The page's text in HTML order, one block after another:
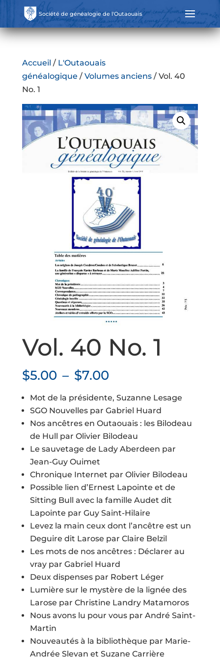
Société de généalogie de l'Outaouais
Accueil / L'Outaouais
généalogique / Volumes anciens/ Vol. 40
No. 1
Vol. 40 No. 1
$5.00 – $7.00Plage
prix :
$5.00
à
$7.00
Mot de la présidente, Suzanne Lesage
SGO Nouvelles par Gabriel Huard
Nos ancêtres en Outaouais : les Bilodeau
de Hull par Olivier Bilodeau
Le sauvetage de Lady Aberdeen par
Jean-Guy Ouimet
Chronique Internet par Olivier Bilodeau
Possible lien d’Ernest Lapointe et de
Sitting Bull avec la famille Audet dit
Lapointe par Guy Saint-Hilaire
Levez la main ceux dont l’ancêtre est un
Deguire dit Larose par Claire Belzil
Les mots de nos ancêtres : Déclarer au
vray par Gabriel Huard
Deux dispenses par Robert Léger
Lumière sur le mystère de la lignée des
Larose par Christine Landry Matamoros
Nous avons lu pour vous par André Saint-
Martin
Nouveautés à la bibliothèque par Marie-
Andrée Slevan et Suzane Carrière